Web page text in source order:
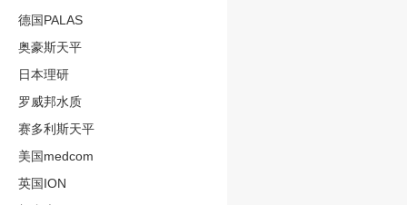
德国PALAS
奥豪斯天平
日本理研
罗威邦水质
赛多利斯天平
美国medcom
英国ION